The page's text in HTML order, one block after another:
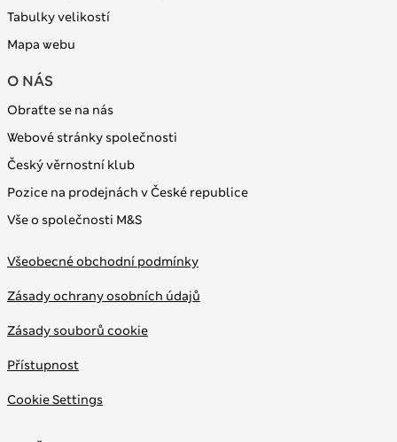
Tabulky velikostí
Mapa webu
O NÁS
Obraťte se na nás
Webové stránky společnosti
Český věrnostní klub
Pozice na prodejnách v České republice
Vše o společnosti M&S
Všeobecné obchodní podmínky
Zásady ochrany osobních údajů
Zásady souborů cookie
Přístupnost
Cookie Settings